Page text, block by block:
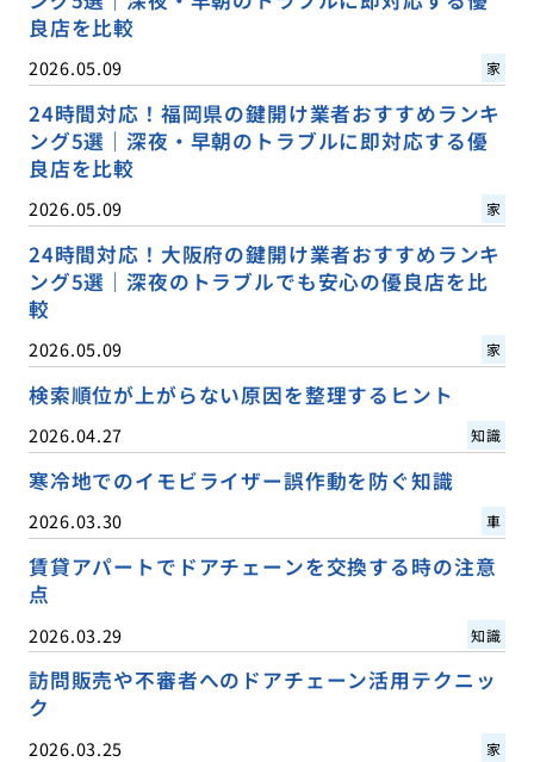
良店を比較
2026.05.09 家
24時間対応！福岡県の鍵開け業者おすすめランキ
ング5選｜深夜・早朝のトラブルに即対応する優
良店を比較
2026.05.09 家
24時間対応！大阪府の鍵開け業者おすすめランキ
ング5選｜深夜のトラブルでも安心の優良店を比
較
2026.05.09 家
検索順位が上がらない原因を整理するヒント
2026.04.27 知識
寒冷地でのイモビライザー誤作動を防ぐ知識
2026.03.30 車
賃貸アパートでドアチェーンを交換する時の注意
点
2026.03.29 知識
訪問販売や不審者へのドアチェーン活用テクニッ
ク
2026.03.25 家